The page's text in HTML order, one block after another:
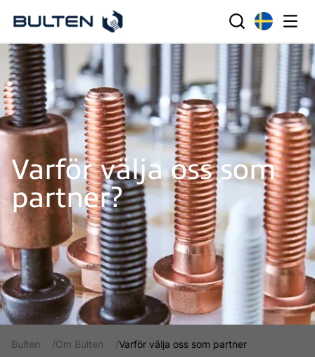
Varför välja oss som
partner?
Bulten Om Bulten Varför välja oss som partner